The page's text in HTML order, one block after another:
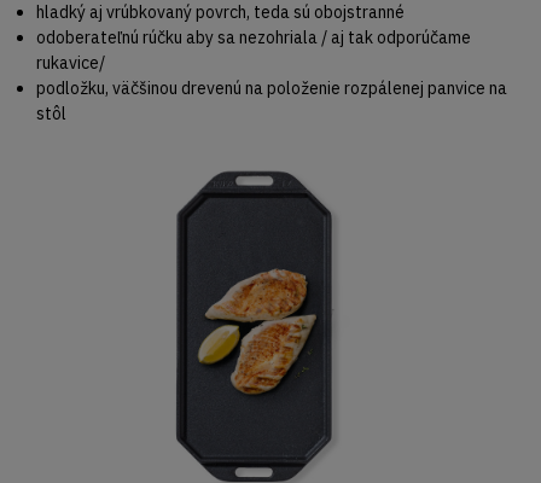
hladký aj vrúbkovaný povrch, teda sú obojstranné
odoberateľnú rúčku aby sa nezohriala / aj tak odporúčame
rukavice/
podložku, väčšinou drevenú na položenie rozpálenej panvice na
stôl